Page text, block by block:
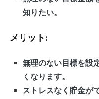
知りたい。
メリット:
無理のない目標を設
くなります。
ストレスなく貯金が